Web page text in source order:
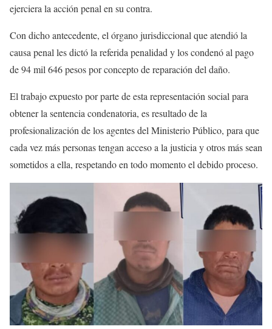
ejerciera la acción penal en su contra.
Con dicho antecedente, el órgano jurisdiccional que atendió la
causa penal les dictó la referida penalidad y los condenó al pago
de 94 mil 646 pesos por concepto de reparación del daño.
El trabajo expuesto por parte de esta representación social para
obtener la sentencia condenatoria, es resultado de la
profesionalización de los agentes del Ministerio Público, para que
cada vez más personas tengan acceso a la justicia y otros más sean
sometidos a ella, respetando en todo momento el debido proceso.